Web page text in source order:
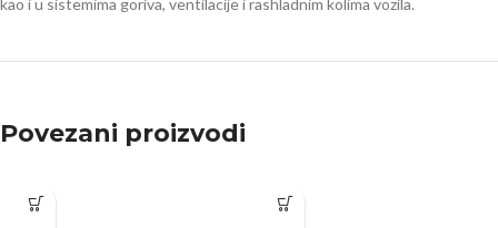
kao i u sistemima goriva, ventilacije i rashladnim kolima vozila.
Povezani proizvodi